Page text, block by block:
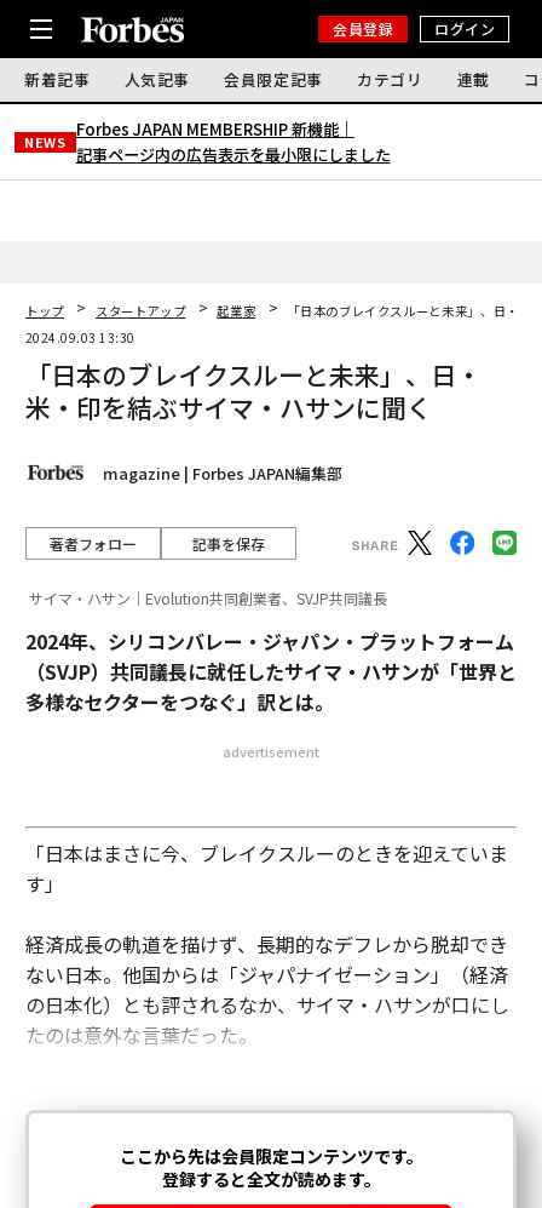
会員登録 ログイン
新着記事 人気記事 会員限定記事 カテゴリ 連載
NEWS
Forbes JAPAN MEMBERSHIP 新機能｜
記事ページ内の広告表示を最小限にしました
トップ スタートアップ 起業家
「日本のブレイクスルーと未来」、日・
2024.09.03 13:30
「日本のブレイクスルーと未来」、日・
米・印を結ぶサイマ・ハサンに聞く
magazine | Forbes JAPAN編集部
著者フォロー 記事を保存
サイマ・ハサン｜Evolution共同創業者、SVJP共同議長
2024年、シリコンバレー・ジャパン・プラットフォーム
（SVJP）共同議長に就任したサイマ・ハサンが「世界と
多様なセクターをつなぐ」訳とは。
advertisement
「日本はまさに今、ブレイクスルーのときを迎えていま
す」
経済成長の軌道を描けず、長期的なデフレから脱却でき
ない日本。他国からは「ジャパナイゼーション」（経済
の日本化）とも評されるなか、サイマ・ハサンが口にし
たのは意外な言葉だった。